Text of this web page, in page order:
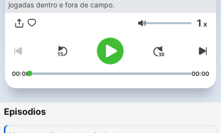
jogadas dentro e fora de campo.
Volumen 1 x
00:00 00:00
Episodios